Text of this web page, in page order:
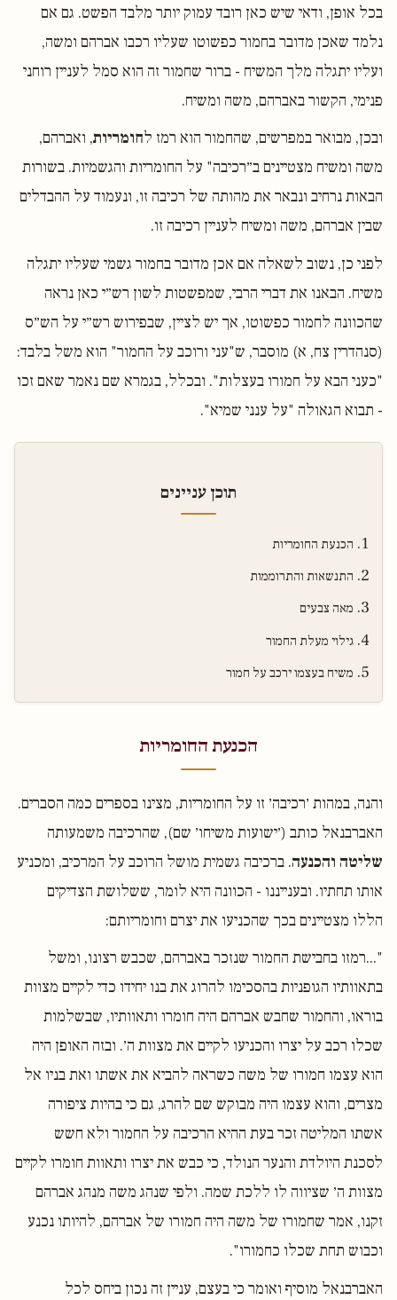
בכל אופן, ודאי שיש כאן רובד עמוק יותר מלבד הפשט. גם אם
נלמד שאכן מדובר בחמור כפשוטו שעליו רכבו אברהם ומשה,
ועליו יתגלה מלך המשיח - ברור שחמור זה הוא סמל לעניין רוחני
פנימי, הקשור באברהם, משה ומשיח.
ובכן, מבואר במפרשים, שהחמור הוא רמז לחומריות, ואברהם,
משה ומשיח מצטיינים ב״רכיבה" על החומריות והגשמיות. בשורות
הבאות נרחיב ונבאר את מהותה של רכיבה זו, ונעמוד על ההבדלים
שבין אברהם, משה ומשיח לעניין רכיבה זו.
לפני כן, נשוב לשאלה אם אכן מדובר בחמור גשמי שעליו יתגלה
משיח. הבאנו את דברי הרבי, שמפשטות לשון רש״י כאן נראה
שהכוונה לחמור כפשוטו, אך יש לציין, שבפירוש רש״י על הש״ס
(סנהדרין צח, א) מוסבר, ש"עני ורוכב על החמור" הוא משל בלבד:
"כעני הבא על חמורו בעצלות". ובכלל, בגמרא שם נאמר שאם זכו
- תבוא הגאולה "על ענני שמיא".
תוכן עניינים
הכנעת החומריות
התנשאות והתרוממות
מאה צבעים
גילוי מעלת החמור
משיח בעצמו ירכב על חמור
הכנעת החומריות
והנה, במהות ׳רכיבה׳ זו על החומריות, מצינו בספרים כמה הסברים.
האברבנאל כותב (׳ישועות משיחו׳ שם), שהרכיבה משמעותה
שליטה והכנעה. ברכיבה גשמית מושל הרוכב על המרכיב, ומכניע
אותו תחתיו. ובענייננו - הכוונה היא לומר, ששלושת הצדיקים
הללו מצטיינים בכך שהכניעו את יצרם וחומריותם:
"...רמזו בחבישת החמור שנזכר באברהם, שכבש רצונו, ומשל
בתאוותיו הגופניות בהסכימו להרוג את בנו יחידו כדי לקיים מצוות
בוראו, והחמור שחבש אברהם היה חומרו ותאוותיו, שבשלמות
שכלו רכב על יצרו והכניעו לקיים את מצוות ה׳. ובזה האופן היה
הוא עצמו חמורו של משה כשראה להביא את אשתו ואת בניו אל
מצרים, והוא עצמו היה מבוקש שם להרג, גם כי בהיות ציפורה
אשתו המליטה זכר בעת ההיא הרכיבה על החמור ולא חשש
לסכנת היולדת והנער הנולד, כי כבש את יצרו ותאוות חומרו לקיים
מצוות ה׳ שציווה לו ללכת שמה. ולפי שנהג משה מנהג אברהם
זקנו, אמר שחמורו של משה היה חמורו של אברהם, להיותו נכנע
וכבוש תחת שכלו כחמורו".
האברבנאל מוסיף ואומר כי בעצם, עניין זה נכון ביחס לכל